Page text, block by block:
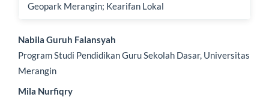
Geopark Merangin; Kearifan Lokal
Isi
Artikel
Utama
Nabila Guruh Falansyah
Program Studi Pendidikan Guru Sekolah Dasar, Universitas
Merangin
Mila Nurfiqry